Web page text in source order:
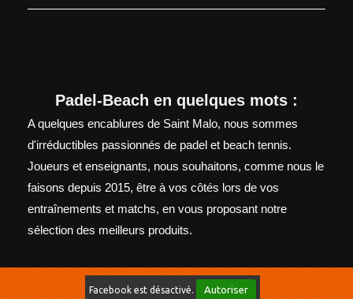
Padel-Beach en quelques mots :
A quelques encablures de Saint Malo, nous sommes
d'irréductibles passionnés de padel et beach tennis.
Joueurs et enseignants, nous souhaitons, comme nous le
faisons depuis 2015, être à vos côtés lors de vos
entraînements et matchs, en vous proposant notre
sélection des meilleurs produits.
Facebook est désactivé. Autoriser